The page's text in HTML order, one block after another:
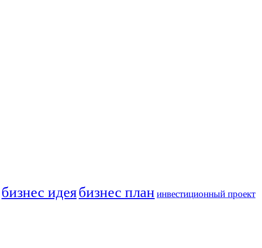
бизнес идеябизнес план инвестиционный проект